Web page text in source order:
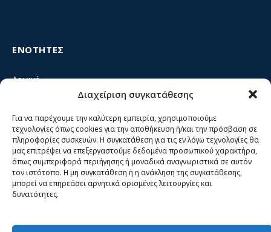
Διαχείριση συγκατάθεσης
Για να παρέχουμε την καλύτερη εμπειρία, χρησιμοποιούμε
τεχνολογίες όπως cookies για την αποθήκευση ή/και την πρόσβαση σε
πληροφορίες συσκευών. Η συγκατάθεση για τις εν λόγω τεχνολογίες θα
μας επιτρέψει να επεξεργαστούμε δεδομένα προσωπικού χαρακτήρα,
όπως συμπεριφορά περιήγησης ή μοναδικά αναγνωριστικά σε αυτόν
τον ιστότοπο. Η μη συγκατάθεση ή η ανάκληση της συγκατάθεσης,
μπορεί να επηρεάσει αρνητικά ορισμένες λειτουργίες και
δυνατότητες.
ΕΝΟΤΗΤΕΣ
Αρχική
Κίνημα ΝΙΚΗ – Ποιοι είμαστε, αρχές & δράση
Θέσεις
Πρόσωπα
Όργανα και ομάδες
Βίντεο
Δελτία Τύπου